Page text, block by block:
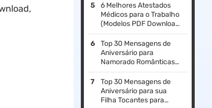
6 Melhores Atestados
Médicos para o Trabalho
(Modelos PDF Download
Gratuito)
Top 30 Mensagens de
Aniversário para
Namorado Românticas
com Citações
Top 30 Mensagens de
Aniversário para sua
Filha Tocantes para